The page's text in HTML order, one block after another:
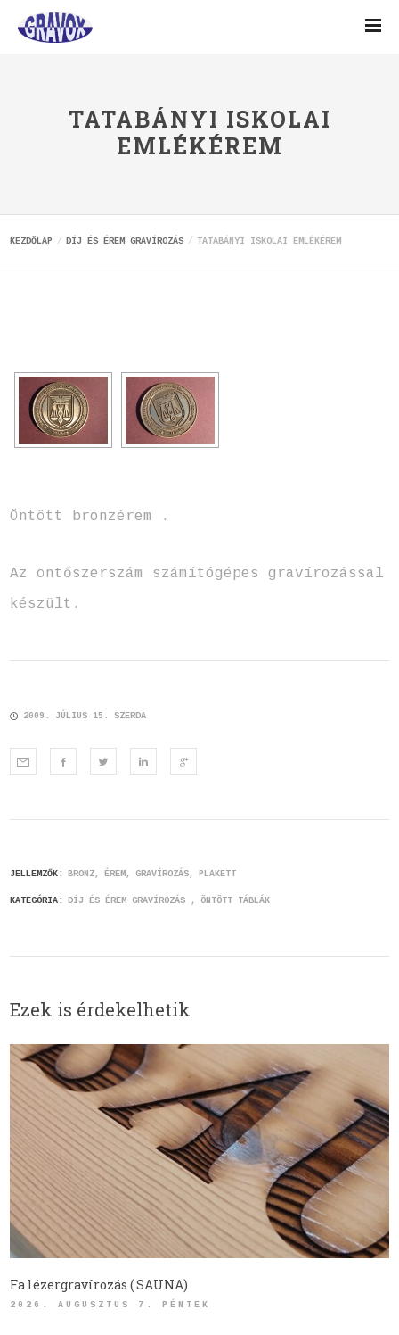
TATABÁNYI ISKOLAI
EMLÉKÉREM
KEZDŐLAP DÍJ ÉS ÉREM GRAVÍROZÁS TATABÁNYI ISKOLAI EMLÉKÉREM
Öntött bronzérem .
Az öntőszerszám számítógépes gravírozással
készült.
2009. JÚLIUS 15. SZERDA
JELLEMZŐK: BRONZ ÉREM GRAVÍROZÁS PLAKETT
KATEGÓRIA: DÍJ ÉS ÉREM GRAVÍROZÁS ÖNTÖTT TÁBLÁK
Ezek is érdekelhetik
Fa lézergravírozás ( SAUNA)
2026. AUGUSZTUS 7. PÉNTEK